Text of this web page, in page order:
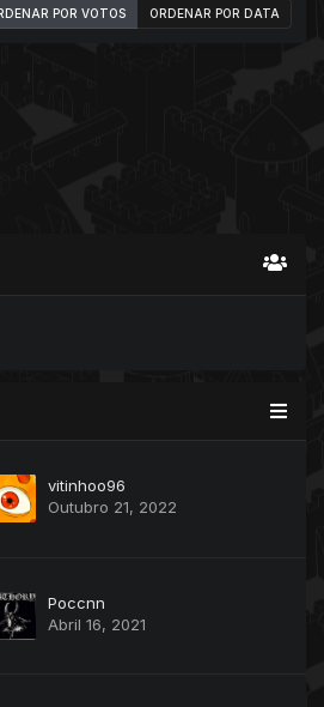
POR VOTOS ORDENAR POR DATA
vitinhoo96
Outubro 21, 2022
Poccnn
Abril 16, 2021